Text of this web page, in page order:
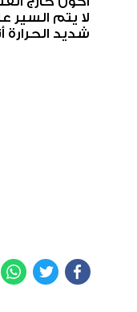
لا يتم السير
شديد الحرارة
Facebook
Twitter